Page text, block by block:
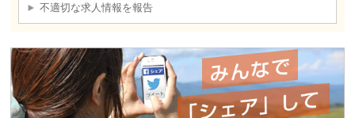
不適切な求人情報を報告